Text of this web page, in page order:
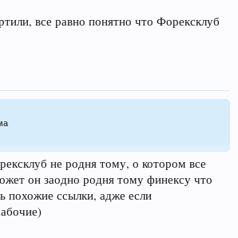
все равно понятно что Форексклуб
не родня тому, о котором все
он заодно родня тому финексу что
похожие ссылки, адже если